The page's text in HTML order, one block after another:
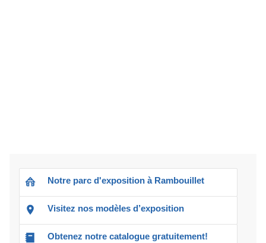
Notre parc d'exposition à Rambouillet
Visitez nos modèles d’exposition
Obtenez notre catalogue gratuitement!